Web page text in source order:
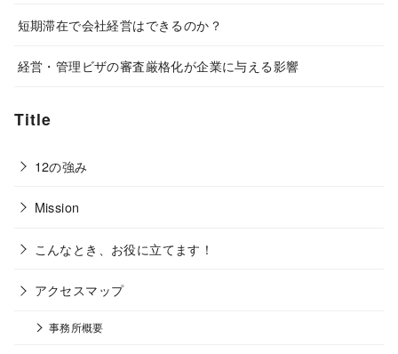
短期滞在で会社経営はできるのか？
経営・管理ビザの審査厳格化が企業に与える影響
Title
12の強み
Mission
こんなとき、お役に立てます！
アクセスマップ
事務所概要